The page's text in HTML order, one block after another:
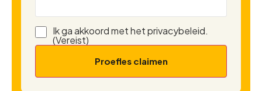
Instemming(Vereist)
Ik ga akkoord met het privacybeleid.
(Vereist)